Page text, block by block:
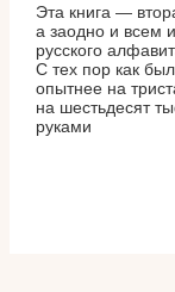
Эта книга —
а заодно и всем
русского
С тех пор как
опытнее на
на шестьдесят
руками